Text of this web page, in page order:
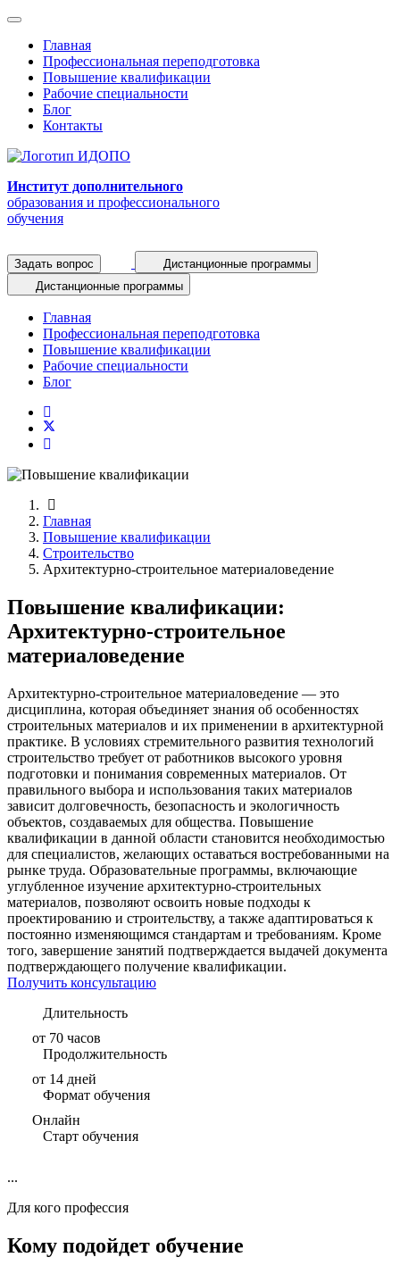
Главная
Профессиональная переподготовка
Повышение квалификации
Рабочие специальности
Блог
Контакты
Институт дополнительного
образования и профессионального
обучения
Задать вопрос
Дистанционные программы
Дистанционные программы
Главная
Профессиональная переподготовка
Повышение квалификации
Рабочие специальности
Блог
Главная
Повышение квалификации
Строительство
Архитектурно-строительное материаловедение
Повышение квалификации:
Архитектурно-строительное
материаловедение
Архитектурно-строительное материаловедение — это
дисциплина, которая объединяет знания об особенностях
строительных материалов и их применении в архитектурной
практике. В условиях стремительного развития технологий
строительство требует от работников высокого уровня
подготовки и понимания современных материалов. От
правильного выбора и использования таких материалов
зависит долговечность, безопасность и экологичность
объектов, создаваемых для общества. Повышение
квалификации в данной области становится необходимостью
для специалистов, желающих оставаться востребованными на
рынке труда. Образовательные программы, включающие
углубленное изучение архитектурно-строительных
материалов, позволяют освоить новые подходы к
проектированию и строительству, а также адаптироваться к
постоянно изменяющимся стандартам и требованиям. Кроме
того, завершение занятий подтверждается выдачей документа
подтверждающего получение квалификации.
Получить консультацию
Длительность
от 70 часов
Продолжительность
от 14 дней
Формат обучения
Онлайн
Старт обучения
...
Для кого профессия
Кому подойдет обучение